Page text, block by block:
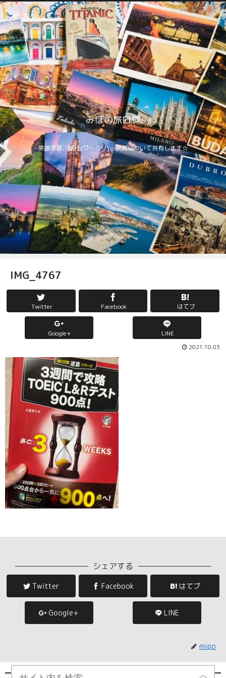
みぽの旅ログ
英語学習、旅行(ワーホリ)、映画について共有します☆
IMG_4767
Twitter Facebook はてブ
Google+ LINE
2021.10.03
シェアする
Twitter Facebook はてブ
Google+ LINE
mipo